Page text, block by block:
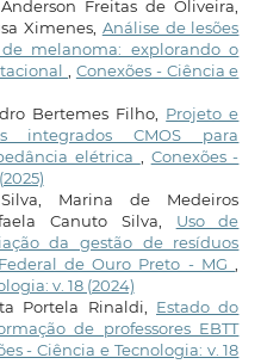
Freitas de Oliveira,
Ximenes, Análise de lesões
melanoma: explorando o
Conexões - Ciência e
Bertemes Filho, Projeto e
integrados CMOS para
elétrica
Conexões -
Marina de Medeiros
Canuto Silva, Uso de
da gestão de resíduos
de Ouro Preto - MG
v. 18 (2024)
Portela Rinaldi, Estado do
de professores EBTT
- Ciência e Tecnologia: v. 18